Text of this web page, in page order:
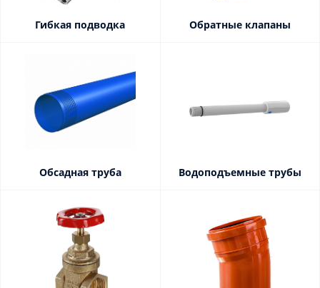
Гибкая подводка Обратные клапаны
Обсадная труба Водоподъемные трубы